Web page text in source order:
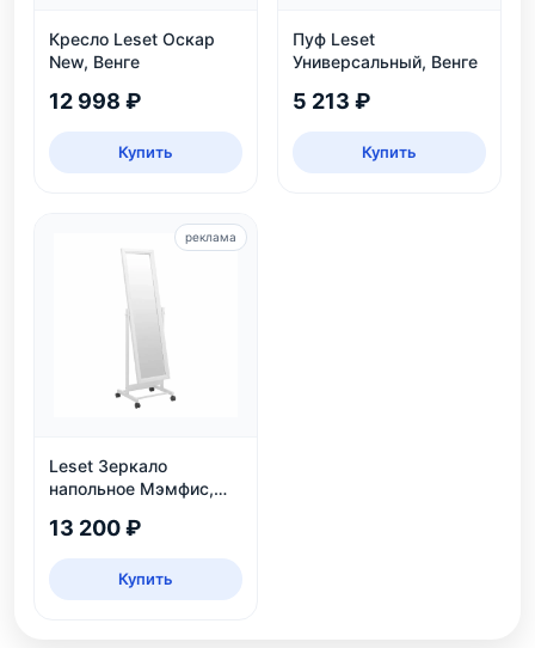
Кресло Leset Оскар
New, Венге
12 998 ₽
Купить
Пуф Leset
Универсальный, Венге
5 213 ₽
Купить
Leset Зеркало
напольное Мэмфис,
13 200 ₽
Купить
реклама